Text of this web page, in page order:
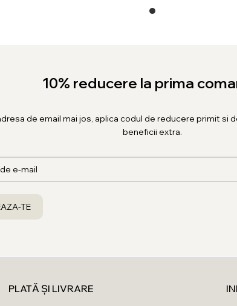
10% reducere la prima
de email mai jos, aplica codul de reducere primit si
beneficii extra.
PLATĂ ȘI LIVRARE